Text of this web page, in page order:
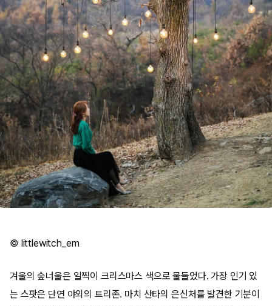
© littlewitch_em
겨울의 숲너울은 일찍이 크리스마스 색으로 물들었다. 가장 인기 있
는 스팟은 단연 야외의 트리존. 마치 산타의 은신처를 발견한 기분이